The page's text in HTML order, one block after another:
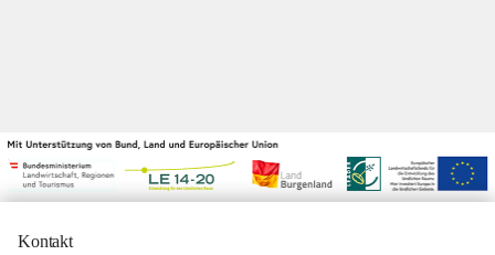
Kontakt